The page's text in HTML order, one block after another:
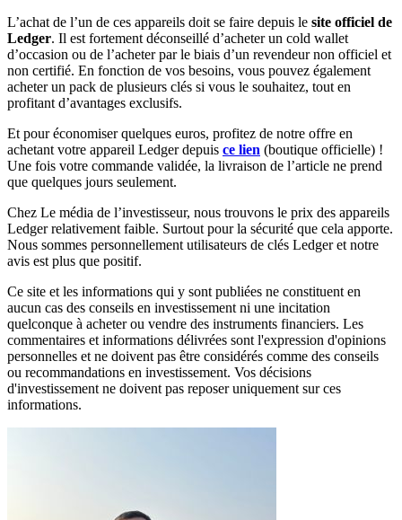
L’achat de l’un de ces appareils doit se faire depuis le site officiel de
Ledger. Il est fortement déconseillé d’acheter un cold wallet
d’occasion ou de l’acheter par le biais d’un revendeur non officiel et
non certifié. En fonction de vos besoins, vous pouvez également
acheter un pack de plusieurs clés si vous le souhaitez, tout en
profitant d’avantages exclusifs.
Et pour économiser quelques euros, profitez de notre offre en
achetant votre appareil Ledger depuis ce lien (boutique officielle) !
Une fois votre commande validée, la livraison de l’article ne prend
que quelques jours seulement.
Chez Le média de l’investisseur, nous trouvons le prix des appareils
Ledger relativement faible. Surtout pour la sécurité que cela apporte.
Nous sommes personnellement utilisateurs de clés Ledger et notre
avis est plus que positif.
Ce site et les informations qui y sont publiées ne constituent en
aucun cas des conseils en investissement ni une incitation
quelconque à acheter ou vendre des instruments financiers. Les
commentaires et informations délivrées sont l'expression d'opinions
personnelles et ne doivent pas être considérés comme des conseils
ou recommandations en investissement. Vos décisions
d'investissement ne doivent pas reposer uniquement sur ces
informations.